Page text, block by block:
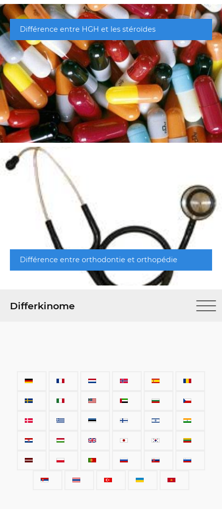
Différence entre HGH et les stéroïdes
Différence entre orthodontie et orthopédie
Differkinome